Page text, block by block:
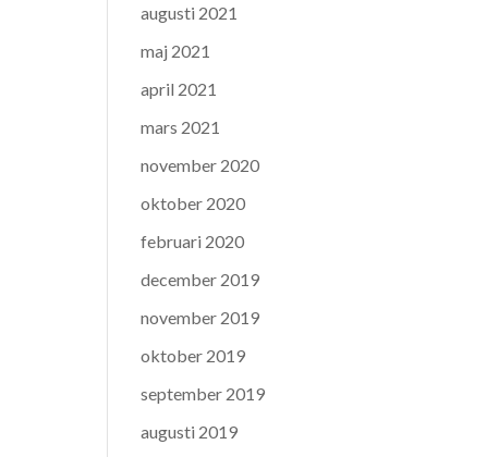
augusti 2021
maj 2021
april 2021
mars 2021
november 2020
oktober 2020
februari 2020
december 2019
november 2019
oktober 2019
september 2019
augusti 2019